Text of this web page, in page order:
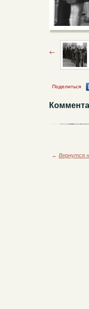
Поделиться
← Вернутся